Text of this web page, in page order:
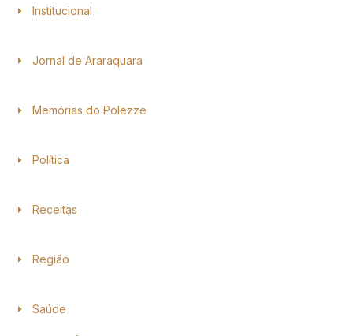
Institucional
Jornal de Araraquara
Memórias do Polezze
Política
Receitas
Região
Saúde